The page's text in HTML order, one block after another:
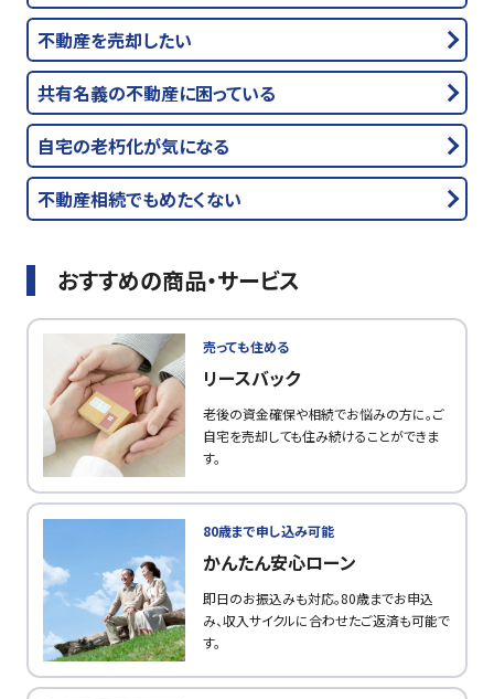
不動産を売却したい
共有名義の不動産に困っている
自宅の老朽化が気になる
不動産相続でもめたくない
おすすめの商品・サービス
売っても住める
リースバック
老後の資金確保や相続でお悩みの方に。ご
自宅を売却しても住み続けることができま
す。
80歳まで申し込み可能
かんたん安心ローン
即日のお振込みも対応。80歳までお申込
み、収入サイクルに合わせたご返済も可能で
す。